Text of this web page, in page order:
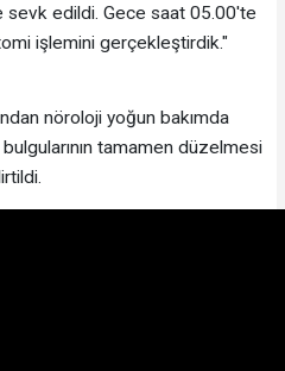
edildi. Gece saat 05.00'te
işlemini gerçekleştirdik."
nöroloji yoğun bakımda
tamamen düzelmesi